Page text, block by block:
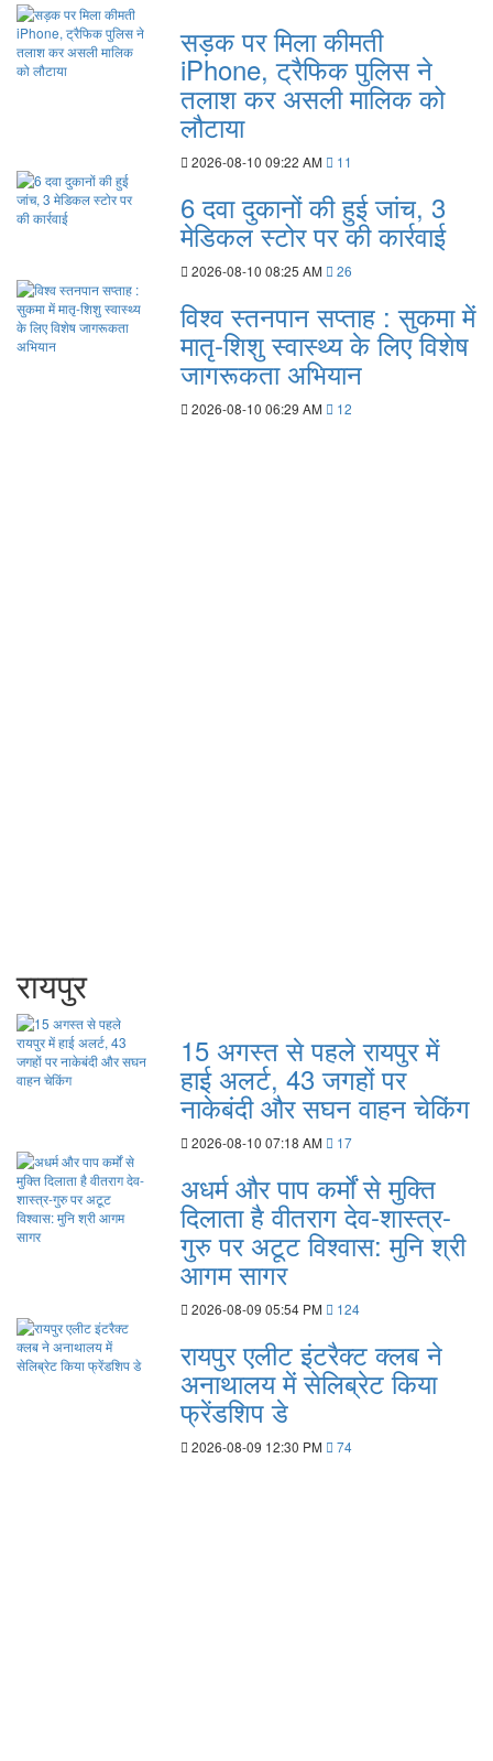
सड़क पर मिला कीमती
iPhone, ट्रैफिक पुलिस ने
तलाश कर असली मालिक को
लौटाया
2026-08-10 09:22 AM 11
6 दवा दुकानों की हुई जांच, 3
मेडिकल स्टोर पर की कार्रवाई
2026-08-10 08:25 AM 26
विश्व स्तनपान सप्ताह : सुकमा में
मातृ-शिशु स्वास्थ्य के लिए विशेष
जागरूकता अभियान
2026-08-10 06:29 AM 12
रायपुर
15 अगस्त से पहले रायपुर में
हाई अलर्ट, 43 जगहों पर
नाकेबंदी और सघन वाहन चेकिंग
2026-08-10 07:18 AM 17
अधर्म और पाप कर्मों से मुक्ति
दिलाता है वीतराग देव-शास्त्र-
गुरु पर अटूट विश्वास: मुनि श्री
आगम सागर
2026-08-09 05:54 PM 124
रायपुर एलीट इंटरैक्ट क्लब ने
अनाथालय में सेलिब्रेट किया
फ्रेंडशिप डे
2026-08-09 12:30 PM 74